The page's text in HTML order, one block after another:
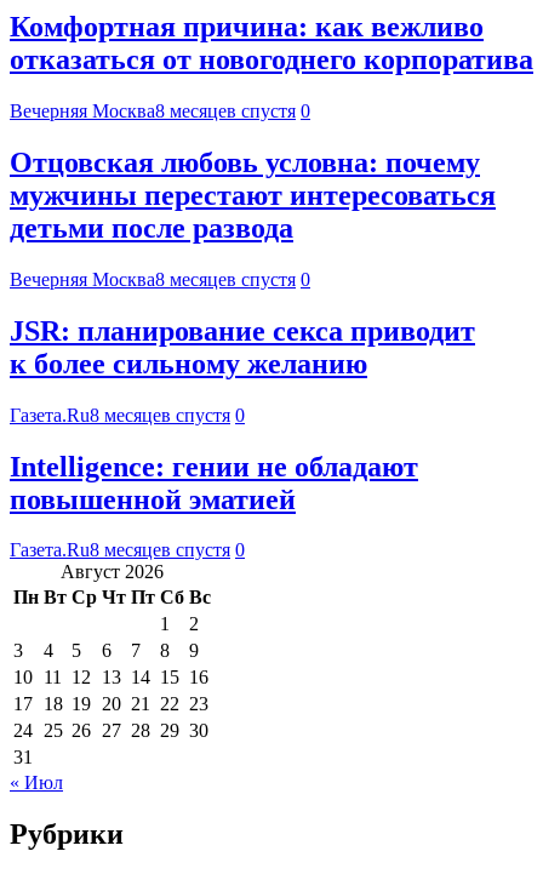
Комфортная причина: как вежливо
отказаться от новогоднего корпоратива
Вечерняя Москва8 месяцев спустя 0
Отцовская любовь условна: почему
мужчины перестают интересоваться
детьми после развода
Вечерняя Москва8 месяцев спустя 0
JSR: планирование секса приводит
к более сильному желанию
Газета.Ru8 месяцев спустя 0
Intelligence: гении не обладают
повышенной эматией
Газета.Ru8 месяцев спустя 0
Август 2026
Пн Вт Ср Чт Пт Сб Вс
1
2
3
4 5 6 7 8
9
10 11 12 13 14 15 16
17 18 19 20 21 22 23
24 25 26 27 28 29 30
31
« Июл
Рубрики